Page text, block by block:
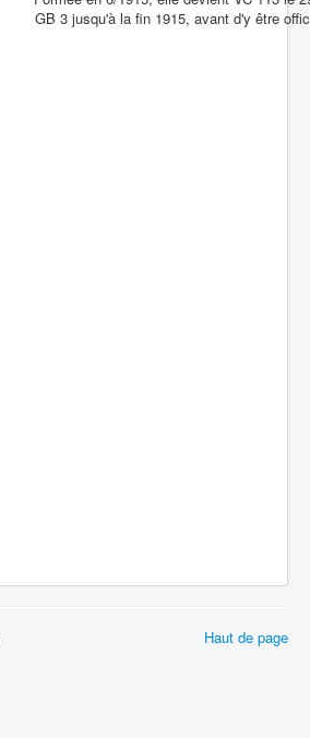
GB 3 jusqu'à la fin 1915, avant d'y être
Haut de page